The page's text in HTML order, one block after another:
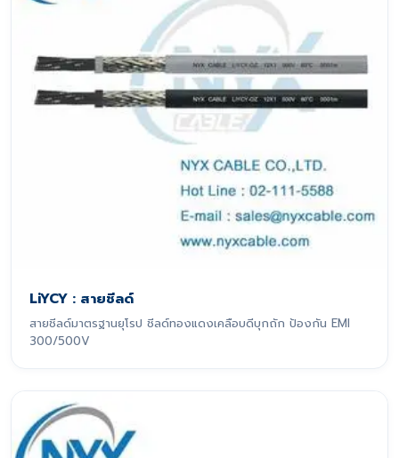
LiYCY : สายชีลด์
สายชีลด์มาตรฐานยุโรป ชีลด์ทองแดงเคลือบดีบุกถัก ป้องกัน EMI
300/500V